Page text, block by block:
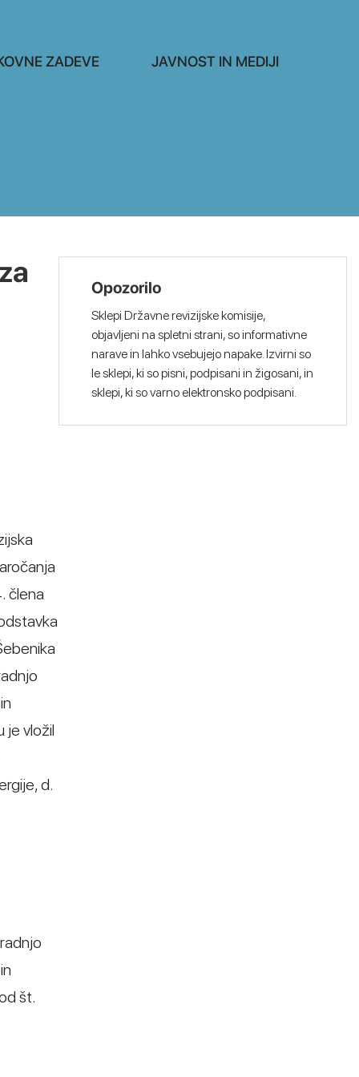
ZADEVE
JAVNOST IN MEDIJI
člena
je vložil
d.
št.
Opozorilo
Sklepi Državne revizijske komisije,
objavljeni na spletni strani, so informativne
narave in lahko vsebujejo napake. Izvirni so
le sklepi, ki so pisni, podpisani in žigosani, in
sklepi, ki so varno elektronsko podpisani.